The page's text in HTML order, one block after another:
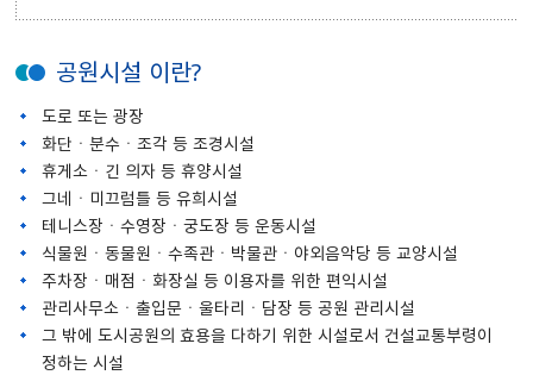
공원시설 이란?
도로 또는 광장
화단ㆍ분수ㆍ조각 등 조경시설
휴게소ㆍ긴 의자 등 휴양시설
그네ㆍ미끄럼틀 등 유희시설
테니스장ㆍ수영장ㆍ궁도장 등 운동시설
식물원ㆍ동물원ㆍ수족관ㆍ박물관ㆍ야외음악당 등 교양시설
주차장ㆍ매점ㆍ화장실 등 이용자를 위한 편익시설
관리사무소ㆍ출입문ㆍ울타리ㆍ담장 등 공원 관리시설
그 밖에 도시공원의 효용을 다하기 위한 시설로서 건설교통부령이
정하는 시설